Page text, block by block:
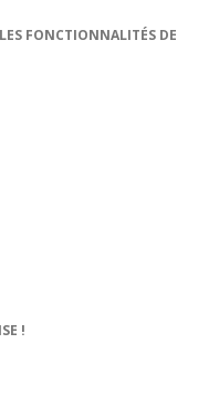
FONCTIONNALITÉS DE
!